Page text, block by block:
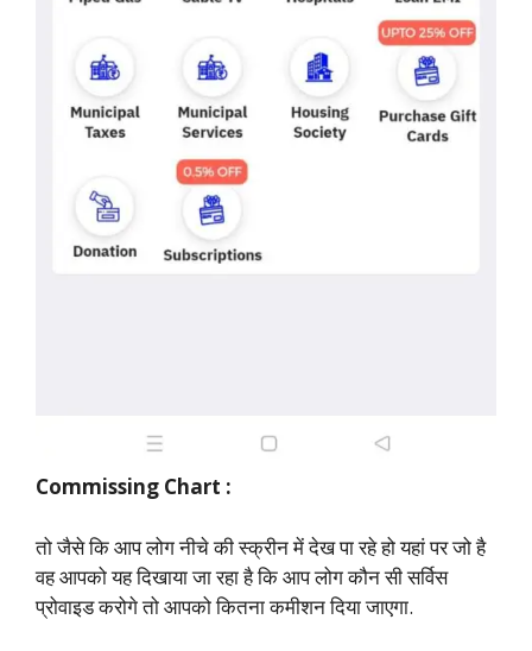
Commissing Chart :
तो जैसे कि आप लोग नीचे की स्क्रीन में देख पा रहे हो यहां पर जो है
वह आपको यह दिखाया जा रहा है कि आप लोग कौन सी सर्विस
प्रोवाइड करोगे तो आपको कितना कमीशन दिया जाएगा.